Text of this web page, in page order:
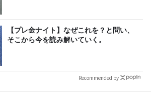
【プレ金ナイト】なぜこれを？と問い、
そこから今を読み解いていく。
Recommended by